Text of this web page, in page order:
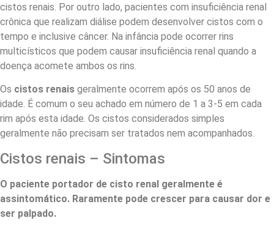
cistos renais. Por outro lado, pacientes com insuficiência renal
crônica que realizam diálise podem desenvolver cistos com o
tempo e inclusive câncer. Na infância pode ocorrer rins
multicísticos que podem causar insuficiência renal quando a
doença acomete ambos os rins.
Os cistos renais geralmente ocorrem após os 50 anos de
idade. É comum o seu achado em número de 1 a 3-5 em cada
rim após esta idade. Os cistos considerados simples
geralmente não precisam ser tratados nem acompanhados.
Cistos renais – Sintomas
O paciente portador de cisto renal geralmente é
assintomático. Raramente pode crescer para causar dor e
ser palpado.